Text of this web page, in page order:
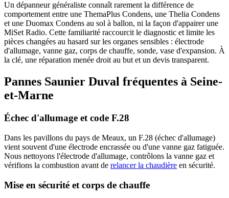
Un dépanneur généraliste connaît rarement la différence de
comportement entre une ThemaPlus Condens, une Thelia Condens
et une Duomax Condens au sol à ballon, ni la façon d'appairer une
MiSet Radio. Cette familiarité raccourcit le diagnostic et limite les
pièces changées au hasard sur les organes sensibles : électrode
d'allumage, vanne gaz, corps de chauffe, sonde, vase d'expansion. À
la clé, une réparation menée droit au but et un devis transparent.
Pannes Saunier Duval fréquentes à Seine-
et-Marne
Échec d'allumage et code F.28
Dans les pavillons du pays de Meaux, un F.28 (échec d'allumage)
vient souvent d'une électrode encrassée ou d'une vanne gaz fatiguée.
Nous nettoyons l'électrode d'allumage, contrôlons la vanne gaz et
vérifions la combustion avant de relancer la chaudière en sécurité.
Mise en sécurité et corps de chauffe